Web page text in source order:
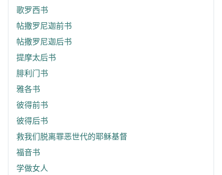
歌罗西书
帖撒罗尼迦前书
帖撒罗尼迦后书
提摩太后书
腓利门书
雅各书
彼得前书
彼得后书
救我们脱离罪恶世代的耶稣基督
福音书
学做女人